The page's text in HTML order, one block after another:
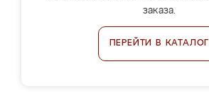
заказа.
ПЕРЕЙТИ В КАТАЛОГ